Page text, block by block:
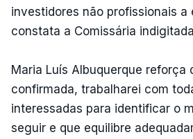
investidores não profissionais a
constata a Comissária
Maria Luís Albuquerque reforça
confirmada, trabalharei com
interessadas para identificar o
seguir e que equilibre